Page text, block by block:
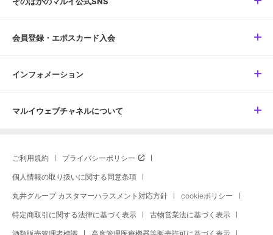
会員登録・エポスカード入会
インフォメーション
マルイウェブチャネルについて
ご利用規約 プライバシーポリシー
個人情報の取り扱いに関する同意条項
丸井グループ カスタマーハラスメント対応方針 cookieポリシー
特定商取引に関する法律に基づく表示 古物営業法に基づく表示